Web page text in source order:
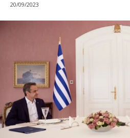
20/09/2023